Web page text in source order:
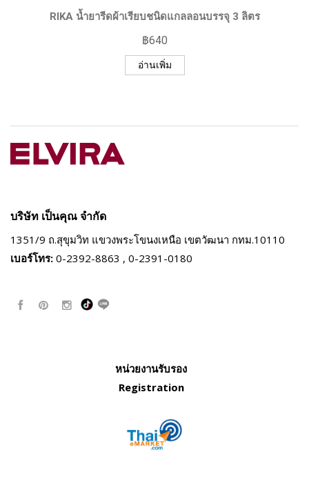
RIKA น้ำยารีดผ้าเรียบชนิดแกลลอนบรรจุ 3 ลิตร
฿640
อ่านเพิ่ม
บริษัท เป็นคุณ จำกัด
1351/9 ถ.สุขุมวิท แขวงพระโขนงเหนือ เขตวัฒนา กทม.10110
เบอร์โทร: 0-2392-8863 , 0-2391-0180
หน่วยงานรับรอง
Registration